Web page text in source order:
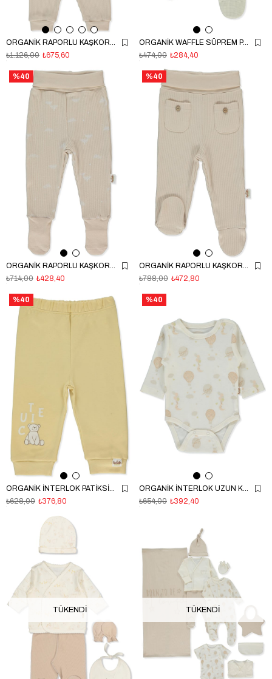
ORGANİK RAPORLU KAŞKORSE PATİKSİZ PİJAMA TAKIMI 2Lİ (ORGANIC BORN WITH LOVE) BEJ
₺675,60
₺1.126,00
ORGANİK WAFFLE SÜPREM PATİKLİ PANTOLON (ORGANIC CUTE BEAR) BEJ
₺284,40
₺474,00
₺428,40
₺714,00
%40
₺472,80
₺788,00
%40
ORGANİK İNTERLOK PATİKSİZ PANTOLON (ORGANIC FUN MOMENT) SARI
₺376,80
₺628,00
%40
ORGANİK İNTERLOK UZUN KOLLU BODY AY (ORGANIC BORN WITH LOVE) KOYU EKRU
₺392,40
₺654,00
%40
TÜKENDI TÜKENDI